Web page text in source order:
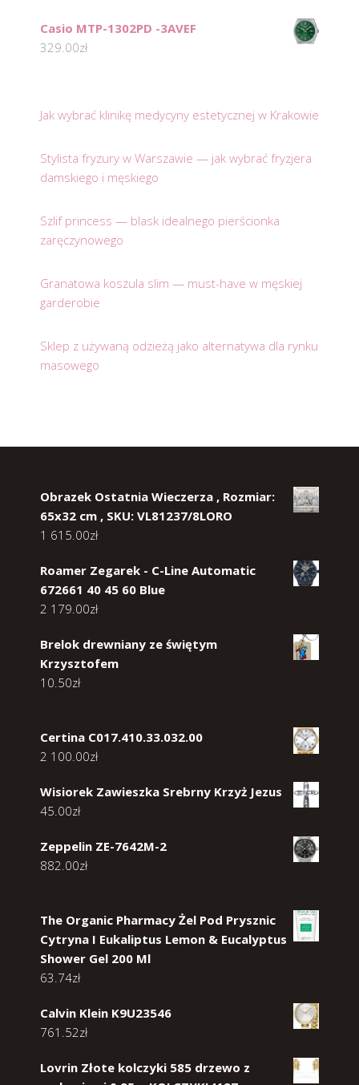
Casio MTP-1302PD -3AVEF
329.00zł
Jak wybrać klinikę medycyny estetycznej w Krakowie
Stylista fryzury w Warszawie — jak wybrać fryzjera
damskiego i męskiego
Szlif princess — blask idealnego pierścionka
zaręczynowego
Granatowa koszula slim — must-have w męskiej
garderobie
Sklep z używaną odzieżą jako alternatywa dla rynku
masowego
Obrazek Ostatnia Wieczerza , Rozmiar:
65x32 cm , SKU: VL81237/8LORO
1 615.00zł
Roamer Zegarek - C-Line Automatic
672661 40 45 60 Blue
2 179.00zł
Brelok drewniany ze świętym
Krzysztofem
10.50zł
Certina C017.410.33.032.00
2 100.00zł
Wisiorek Zawieszka Srebrny Krzyż Jezus
45.00zł
Zeppelin ZE-7642M-2
882.00zł
The Organic Pharmacy Żel Pod Prysznic
Cytryna I Eukaliptus Lemon & Eucalyptus
Shower Gel 200 Ml
63.74zł
Calvin Klein K9U23546
761.52zł
Lovrin Złote kolczyki 585 drzewo z